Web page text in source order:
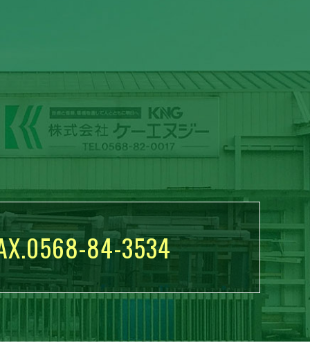
84-3534